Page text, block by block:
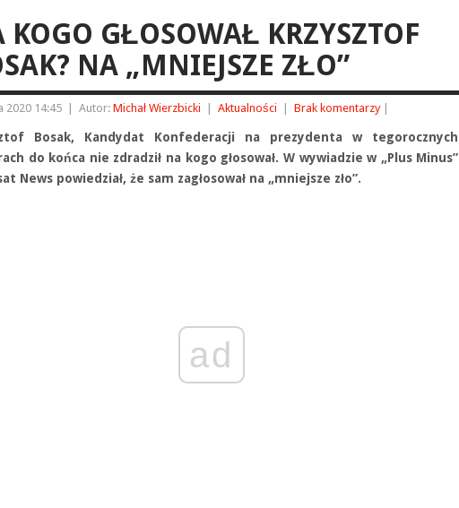
KOGO GŁOSOWAŁ KRZYSZTOF
NA „MNIEJSZE ZŁO”
2020 14:45 Autor: Michał Wierzbicki Aktualności Brak komentarzy
Bosak, Kandydat Konfederacji na prezydenta w tegorocznych
do końca nie zdradził na kogo głosował. W wywiadzie w „Plus Minus”
News powiedział, że sam zagłosował na „mniejsze zło”.
ad